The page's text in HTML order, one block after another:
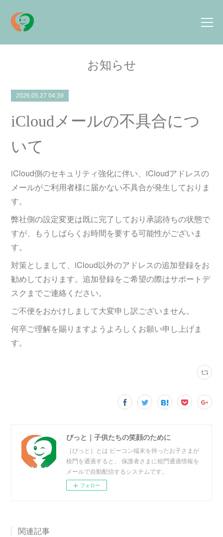
お知らせ
2026.05.27 04:39
iCloudメールの不具合につ
いて
iCloud側のセキュリティ強化に伴い、iCloudアドレスの
メールがご利用者様に届かない不具合が発生しておりま
す。
弊社側の設定変更は既に完了しており承認待ちの状態で
すが、もうしばらくお時間を要する可能性がございま
す。
対策としまして、iCloud以外のアドレスの追加登録をお
勧めしております。追加登録をご希望の際はサポートデ
スクまでご連絡ください。
ご不便をおかけしまして大変申し訳ございません。
何卒ご理解を賜りますようよろしくお願い申し上げま
す。
ぴっと｜子供たちの笑顔のために
［ぴっと］とは ビーコン端末を持ったお子さまが
校門を通過すると、 保護者さまに校門通過情報を
メールで自動配信するシステムです。
フォロー
関連記事